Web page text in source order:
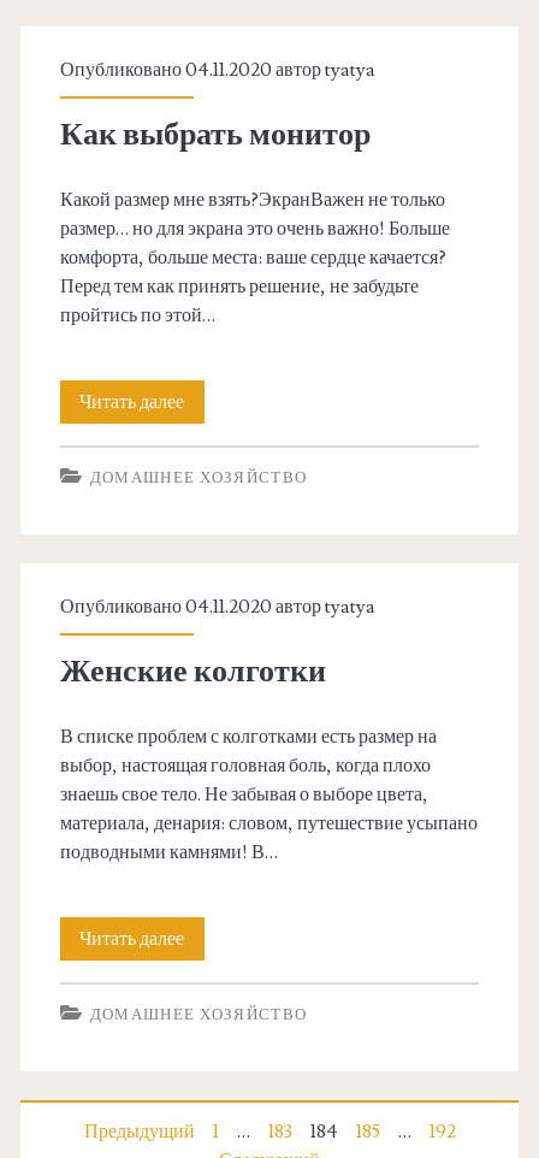
и
с
я
к
о
м
а
е
м
у
п
е
р
с
а
з
д
К
и
е
е
Опубликовано 04.11.2020 авторtyatya
Как выбрать монитор
Какой размер мне взять?ЭкранВажен не только
размер… но для экрана это очень важно! Больше
комфорта, больше места: ваше сердце качается?
Перед тем как принять решение, не забудьте
пройтись по этой…
Читать далее
а
к
б
р
т
ь
м
н
и
т
р
ДОМАШНЕЕ ХОЗЯЙСТВО
Опубликовано 04.11.2020 авторtyatya
Женские колготки
В списке проблем с колготками есть размер на
выбор, настоящая головная боль, когда плохо
знаешь свое тело. Не забывая о выборе цвета,
материала, денария: словом, путешествие усыпано
подводными камнями! В…
Читать далее
е
н
ДОМАШНЕЕ ХОЗЯЙСТВО
Предыдущий 1 … 183 184 185 …
192